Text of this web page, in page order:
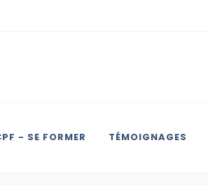
- SE FORMER TÉMOIGNAGES